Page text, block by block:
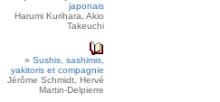
japonais
Harumi Kurihara, Akio
Takeuchi
» Sushis, sashimis,
yakitoris et compagnie
Jérôme Schmidt, Hervé
Martin-Delpierre